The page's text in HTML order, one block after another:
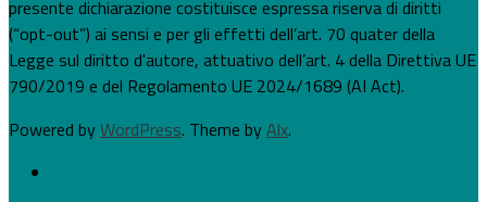
presente dichiarazione costituisce espressa riserva di diritti
(“opt-out”) ai sensi e per gli effetti dell’art. 70 quater della
Legge sul diritto d'autore, attuativo dell’art. 4 della Direttiva UE
790/2019 e del Regolamento UE 2024/1689 (AI Act).
Powered byWordPress. Theme byAlx.